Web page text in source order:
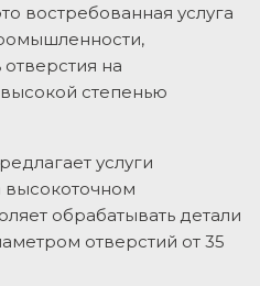
востребованная услуга
на
степенью
услуги
высокоточном
обрабатывать детали
отверстий от 35